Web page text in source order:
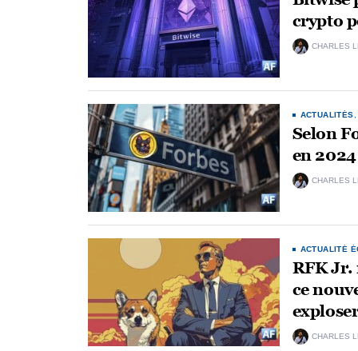
crypto
CHARLES
ACTUALITÉS
Selon
en
CHARLES
ACTUALITÉ
RFK Jr.
ce
CHARLES